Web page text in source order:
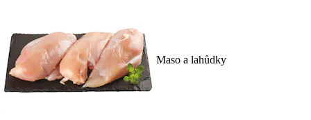
Maso a lahůdky